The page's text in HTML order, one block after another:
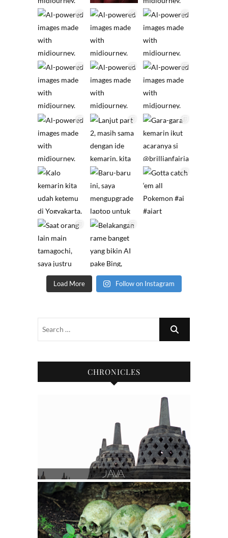
Load More Follow on Instagram
CHRONICLES